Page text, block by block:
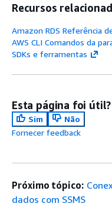
Recursos
Amazon RDS Referência
AWS CLI Comandos da
SDKs e ferramentas
Esta página foi útil?
Sim
Não
Fornecer feedback
Próximo tópico:
dados com SSMS